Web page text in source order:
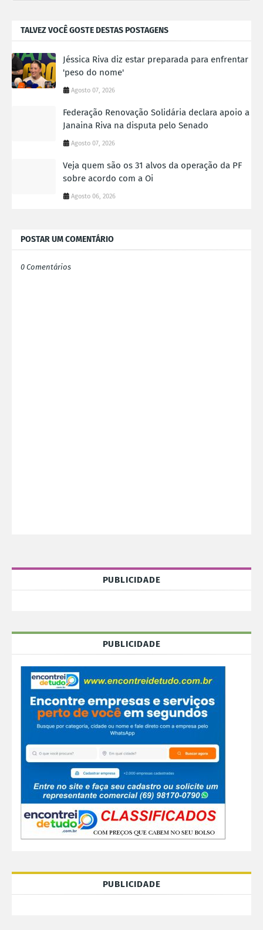
TALVEZ VOCÊ GOSTE DESTAS POSTAGENS
Jéssica Riva diz estar preparada para enfrentar
'peso do nome'
Agosto 07, 2026
Federação Renovação Solidária declara apoio a
Janaina Riva na disputa pelo Senado
Agosto 07, 2026
Veja quem são os 31 alvos da operação da PF
sobre acordo com a Oi
Agosto 06, 2026
POSTAR UM COMENTÁRIO
0 Comentários
PUBLICIDADE
PUBLICIDADE
PUBLICIDADE